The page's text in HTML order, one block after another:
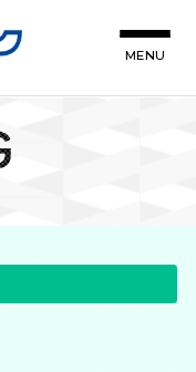
MENU